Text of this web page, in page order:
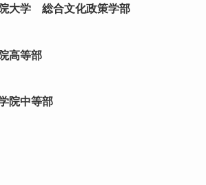
大学 総合文化政策学部
高等部
院中等部